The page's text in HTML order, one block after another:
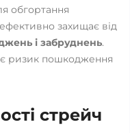
обгортання
захищає від
і забруднень.
ризик пошкодження
стрейч